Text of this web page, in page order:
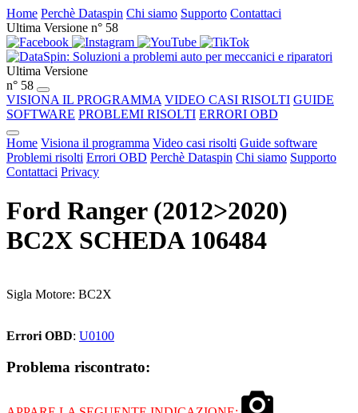
Home Perchè Dataspin Chi siamo Supporto Contattaci
Ultima Versione n° 58
Ultima Versione
n° 58
VISIONA IL PROGRAMMA VIDEO CASI RISOLTI GUIDE
SOFTWARE PROBLEMI RISOLTI ERRORI OBD
Home Visiona il programma Video casi risolti Guide software
Problemi risolti Errori OBD Perchè Dataspin Chi siamo Supporto
Contattaci Privacy
Ford Ranger (2012>2020)
BC2X SCHEDA 106484
Sigla Motore: BC2X
Errori OBD: U0100
Problema riscontrato: